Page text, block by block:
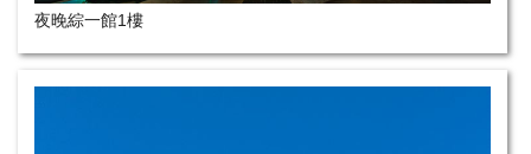
夜晚綜一館1樓